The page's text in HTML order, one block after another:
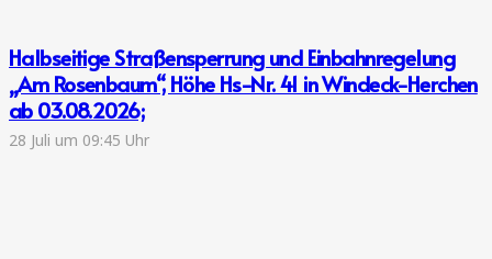
Halbseitige Straßensperrung und Einbahnregelung
„Am Rosenbaum“, Höhe Hs-Nr. 41 in Windeck-Herchen
ab 03.08.2026;
28 Juli um 09:45 Uhr